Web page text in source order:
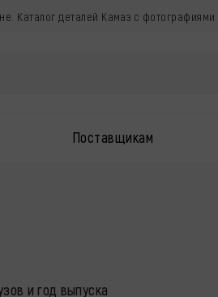
Каталог деталей Камаз с фотографиями
Поставщикам
и год выпуска